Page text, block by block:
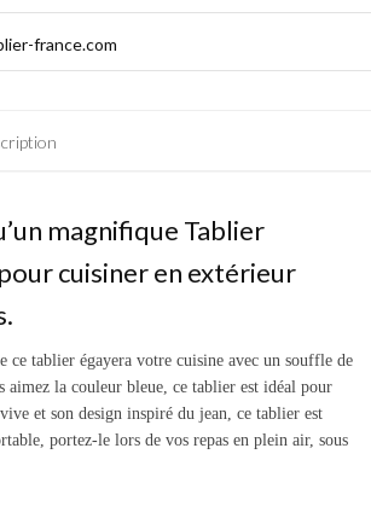
magnifique Tablier
cuisiner en extérieur
ce tablier égayera votre cuisine avec un souffle de
aimez la couleur bleue, ce tablier est idéal pour
et son design inspiré du jean, ce tablier est
portez-le lors de vos repas en plein air, sous